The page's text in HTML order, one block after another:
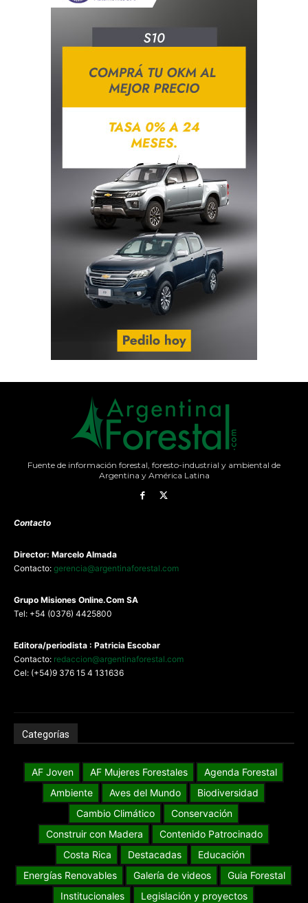
Fuente de información forestal, foresto-industrial y ambiental de
Argentina y América Latina
Contacto
Director: Marcelo Almada
Contacto: gerencia@argentinaforestal.com
Grupo Misiones Online.Com SA
Tel: +54 (0376) 4425800
Editora/periodista : Patricia Escobar
Contacto: redaccion@argentinaforestal.com
Cel: (+54)9 376 15 4 131636
Categorías
AF Joven AF Mujeres Forestales
Agenda Forestal
Ambiente
Aves del Mundo
Biodiversidad
Cambio Climático
Conservación
Construir con Madera
Contenido Patrocinado
Costa Rica
Destacadas
Educación
Energías Renovables
Galería de videos
Guia Forestal
Institucionales
Legislación y proyectos